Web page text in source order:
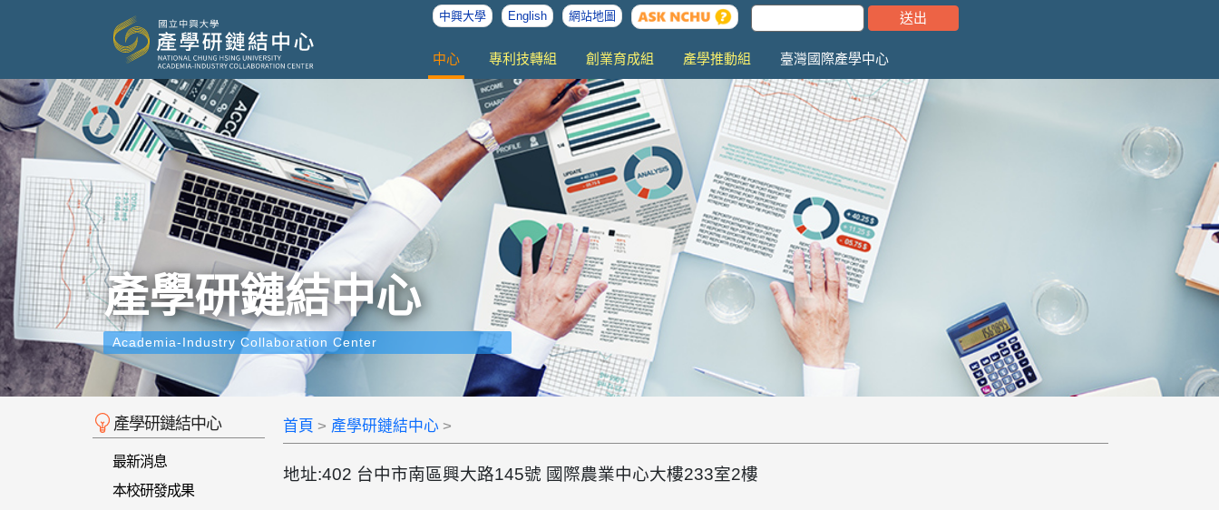
中興大學 English 網站地圖
中心 專利技轉組 創業育成組 產學推動組 臺灣國際產學中心
產學研鏈結中心
Academia-Industry Collaboration Center
產學研鏈結中心
最新消息
本校研發成果
首頁 產學研鏈結中心
地址:402 台中市南區興大路145號 國際農業中心大樓233室2樓